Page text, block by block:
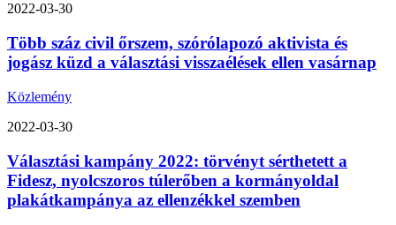
2022-03-30
Több száz civil őrszem, szórólapozó aktivista és
jogász küzd a választási visszaélések ellen vasárnap
Közlemény
2022-03-30
Választási kampány 2022: törvényt sérthetett a
Fidesz, nyolcszoros túlerőben a kormányoldal
plakátkampánya az ellenzékkel szemben